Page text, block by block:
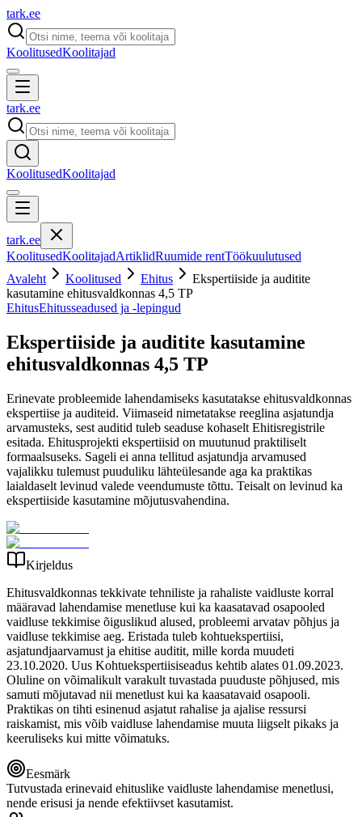
tark.ee
KoolitusedKoolitajad
tark.ee
KoolitusedKoolitajad
tark.ee
KoolitusedKoolitajadArtiklidRuumide rentTöökuulutused
Avaleht
Koolitused Ehitus
Ekspertiiside ja auditite
kasutamine ehitusvaldkonnas 4,5 TP
EhitusEhitusseadused ja -lepingud
Ekspertiiside ja auditite kasutamine
ehitusvaldkonnas 4,5 TP
Erinevate probleemide lahendamiseks kasutatakse ehitusvaldkonnas
ekspertiise ja auditeid. Viimaseid nimetatakse reeglina asjatundja
arvamusteks, sest auditid tuleb seaduse kohaselt Ehitisregistrile
esitada. Ehitusprojekti ekspertiisid on muutunud praktiliselt
formaalsuseks. Sageli ei anna tellitud asjatundja arvamused
vajalikku tulemust puuduliku lähteülesande aga ka praktikas
laialdaselt levinud valede veendumuste tõttu. Teisalt on levinud ka
ekspertiiside kasutamine mõjutusvahendina.
Kirjeldus
Ehitusvaldkonnas tekkivate tehniliste ja rahaliste vaidluste korral
määravad lahendamise menetluse kui ka kaasatavad osapooled
vaidluse tekkimise õiguslikud alused, probleemi arvatav põhjus ja
vaidluse tekkimise aeg. Eristada tuleb kohtuekspertiisi,
asjatundjaarvamust ja ehitise auditit, mille korda muudeti
23.10.2020. Uus Kohtuekspertiisiseadus kehtib alates 01.09.2023.
Oluline on võimalikult varakult tuvastada puuduste põhjused, mis
samuti mõjutavad nii menetlust kui ka kaasatavaid osapooli.
Praktikas on tihti esinenud asjatut rahalise ja ajalise ressursi
raiskamist, mis võib vaidluse lahendamise muuta liigselt pikaks ja
keeruliseks kui mitte võimatuks.
Eesmärk
Tutvustada erinevaid ehituslike vaidluste lahendamise menetlusi,
nende erisusi ja nende efektiivset kasutamist.